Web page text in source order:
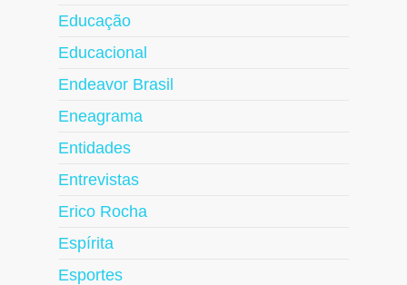
Educação
Educacional
Endeavor Brasil
Eneagrama
Entidades
Entrevistas
Erico Rocha
Espírita
Esportes